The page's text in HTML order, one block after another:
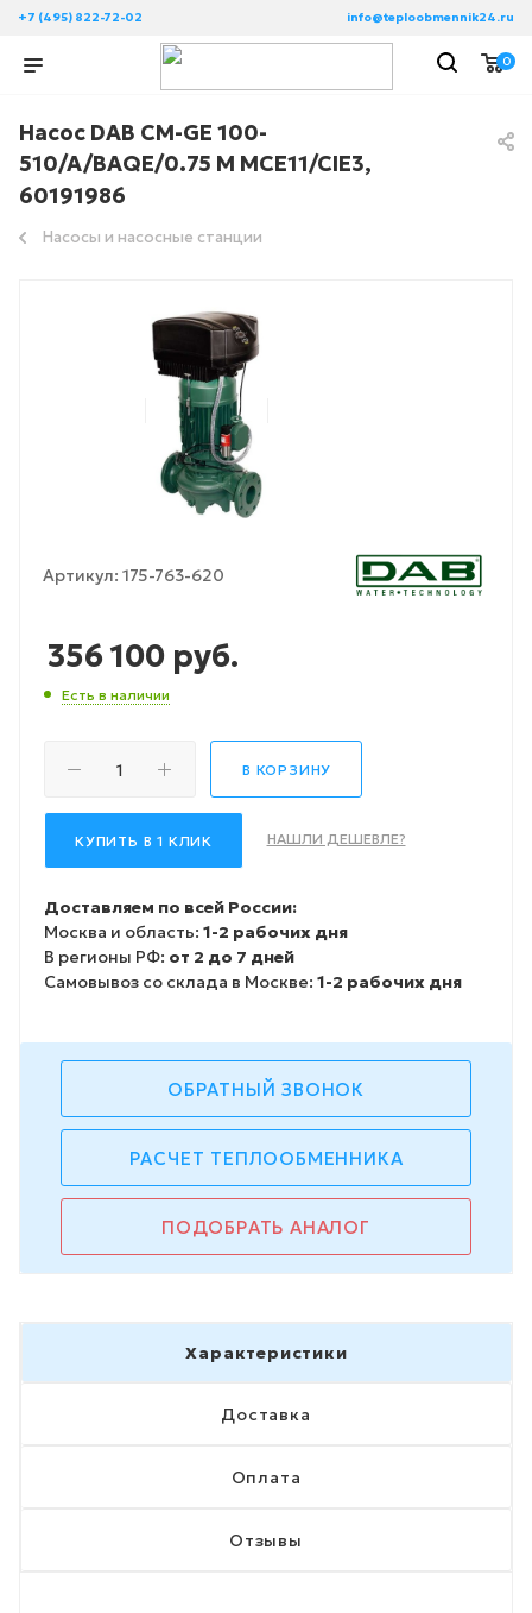
+7 (495) 822-72-02 info@teploobmennik24.ru
0
Насос DAB CM-GE 100-
510/A/BAQE/0.75 M MCE11/CIE3,
60191986
Насосы и насосные станции
Артикул: 175-763-620
356 100 руб.
Есть в наличии
В КОРЗИНУ
КУПИТЬ В 1 КЛИК НАШЛИ ДЕШЕВЛЕ?
Доставляем по всей России:
Москва и область: 1-2 рабочих дня
В регионы РФ: от 2 до 7 дней
Самовывоз со склада в Москве: 1-2 рабочих дня
ОБРАТНЫЙ ЗВОНОК
РАСЧЕТ ТЕПЛООБМЕННИКА
ПОДОБРАТЬ АНАЛОГ
Характеристики
Доставка
Оплата
Отзывы